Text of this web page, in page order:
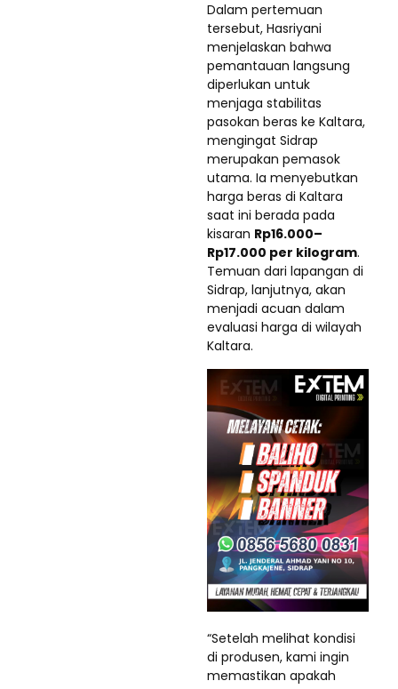
Dalam pertemuan
tersebut, Hasriyani
menjelaskan bahwa
pemantauan langsung
diperlukan untuk
menjaga stabilitas
pasokan beras ke Kaltara,
mengingat Sidrap
merupakan pemasok
utama. Ia menyebutkan
harga beras di Kaltara
saat ini berada pada
kisaran Rp16.000–
Rp17.000 per kilogram.
Temuan dari lapangan di
Sidrap, lanjutnya, akan
menjadi acuan dalam
evaluasi harga di wilayah
Kaltara.
“Setelah melihat kondisi
di produsen, kami ingin
memastikan apakah